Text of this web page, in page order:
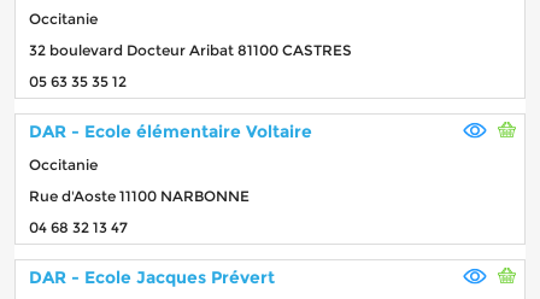
Occitanie
32 boulevard Docteur Aribat 81100 CASTRES
05 63 35 35 12
DAR - Ecole élémentaire Voltaire
Occitanie
Rue d'Aoste 11100 NARBONNE
04 68 32 13 47
DAR - Ecole Jacques Prévert